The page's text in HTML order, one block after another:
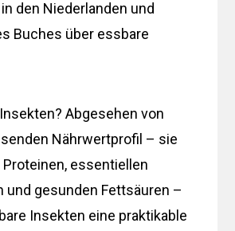
den Niederlanden und
Buches über essbare
Abgesehen von
Nährwertprofil – sie
essentiellen
und gesunden Fettsäuren –
Insekten eine praktikable